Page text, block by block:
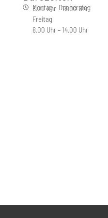
Montag – Donnerstag
8.00 Uhr – 16.00 Uhr
Freitag
8.00 Uhr – 14.00 Uhr